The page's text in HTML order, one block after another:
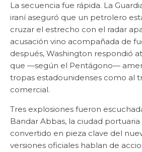
La secuencia fue rápida. La
iraní aseguró que un petrolero
cruzar el estrecho con el radar
acusación vino acompañada de
después, Washington respondió
que —según el Pentágono—
tropas estadounidenses como al
comercial.
Tres explosiones fueron
Bandar Abbas, la ciudad portuaria
convertido en pieza clave del
versiones oficiales hablan de